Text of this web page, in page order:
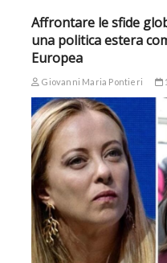
Affrontare le sfide
una politica estera
Europea
Giovanni Maria Pontieri